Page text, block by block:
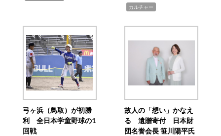
カルチャー
弓ヶ浜（鳥取）が初勝
利 全日本学童野球の1
回戦
故人の「想い」かなえ
る 遺贈寄付 日本財
団名誉会長 笹川陽平氏